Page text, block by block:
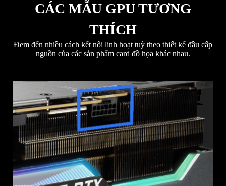
CÁC MẪU GPU TƯƠNG
THÍCH
Đem đến nhiều cách kết nối linh hoạt tuỳ theo thiết kế đầu cấp
nguồn của các sản phẩm card đồ họa khác nhau.
1